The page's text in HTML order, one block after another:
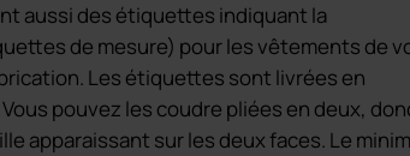
aussi des étiquettes indiquant la
de mesure) pour les vêtements de
Les étiquettes sont livrées en
pouvez les coudre pliées en deux,
apparaissant sur les deux faces. Le